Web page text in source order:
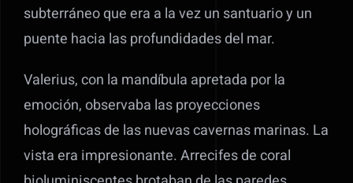
subterráneo que era a la vez un santuario y un
puente hacia las profundidades del mar.
Valerius, con la mandíbula apretada por la
emoción, observaba las proyecciones
holográficas de las nuevas cavernas marinas. La
vista era impresionante. Arrecifes de coral